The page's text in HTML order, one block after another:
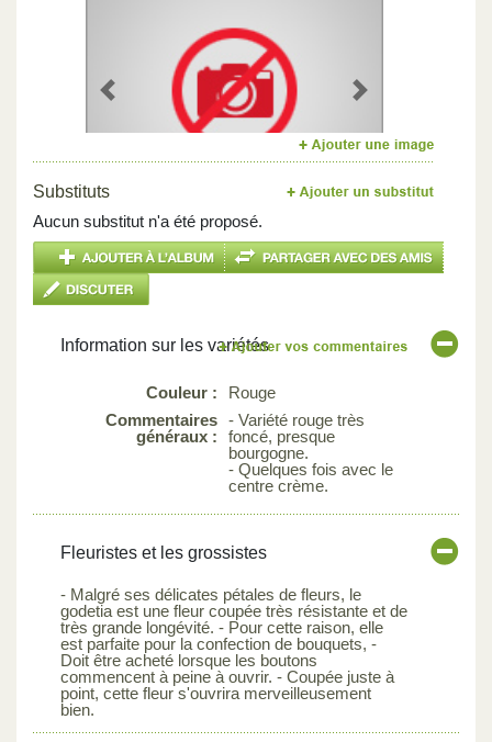
Previous Next
Substituts
Aucun substitut n'a été proposé.
Information sur les variétés
Couleur :
Rouge
Commentaires
généraux :
- Variété rouge très
foncé, presque
bourgogne.
- Quelques fois avec le
centre crème.
Fleuristes et les grossistes
- Malgré ses délicates pétales de fleurs, le
godetia est une fleur coupée très résistante et de
très grande longévité. - Pour cette raison, elle
est parfaite pour la confection de bouquets, -
Doit être acheté lorsque les boutons
commencent à peine à ouvrir. - Coupée juste à
point, cette fleur s'ouvrira merveilleusement
bien.